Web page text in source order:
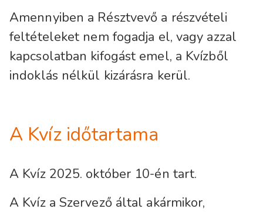
Amennyiben a Résztvevő a részvételi
feltételeket nem fogadja el, vagy azzal
kapcsolatban kifogást emel, a Kvízből
indoklás nélkül kizárásra kerül.
A Kvíz időtartama
A Kvíz 2025. október 10-én tart.
A Kvíz a Szervező által akármikor,